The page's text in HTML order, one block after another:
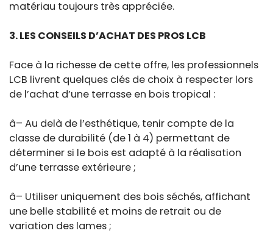
matériau toujours très appréciée.
3. LES CONSEILS D’ACHAT DES PROS LCB
Face à la richesse de cette offre, les professionnels
LCB livrent quelques clés de choix à respecter lors
de l’achat d’une terrasse en bois tropical :
â– Au delà de l’esthétique, tenir compte de la
classe de durabilité (de 1 à 4) permettant de
déterminer si le bois est adapté à la réalisation
d’une terrasse extérieure ;
â– Utiliser uniquement des bois séchés, affichant
une belle stabilité et moins de retrait ou de
variation des lames ;